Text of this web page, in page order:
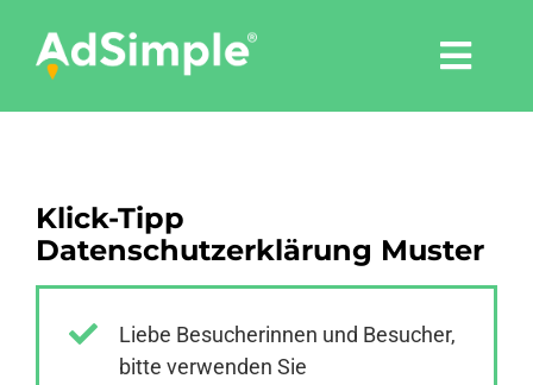
content
Tools
Pressemitteilungen
Klick-Tipp
Datenschutzerklärung Muster
Liebe Besucherinnen und Besucher,
bitte verwenden Sie